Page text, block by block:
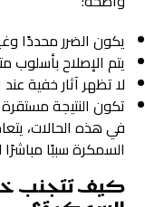
يكون الضرر محددًا
يتم الإصلاح بأسلوب
لا تظهر آثار خفية
تكون النتيجة
في هذه الحالات،
السمكرة سببًا
كيف تتجنب